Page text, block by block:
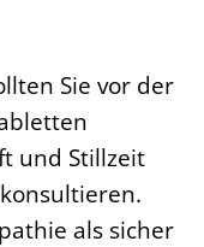
Sie vor der
und Stillzeit
als sicher